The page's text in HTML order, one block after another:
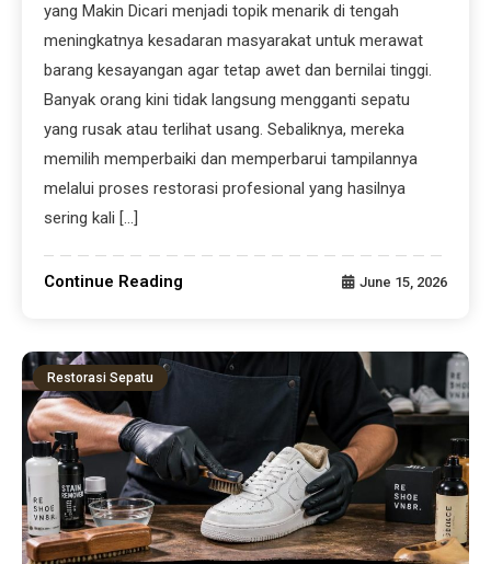
yang Makin Dicari menjadi topik menarik di tengah
meningkatnya kesadaran masyarakat untuk merawat
barang kesayangan agar tetap awet dan bernilai tinggi.
Banyak orang kini tidak langsung mengganti sepatu
yang rusak atau terlihat usang. Sebaliknya, mereka
memilih memperbaiki dan memperbarui tampilannya
melalui proses restorasi profesional yang hasilnya
sering kali […]
Continue Reading June 15, 2026
Restorasi Sepatu